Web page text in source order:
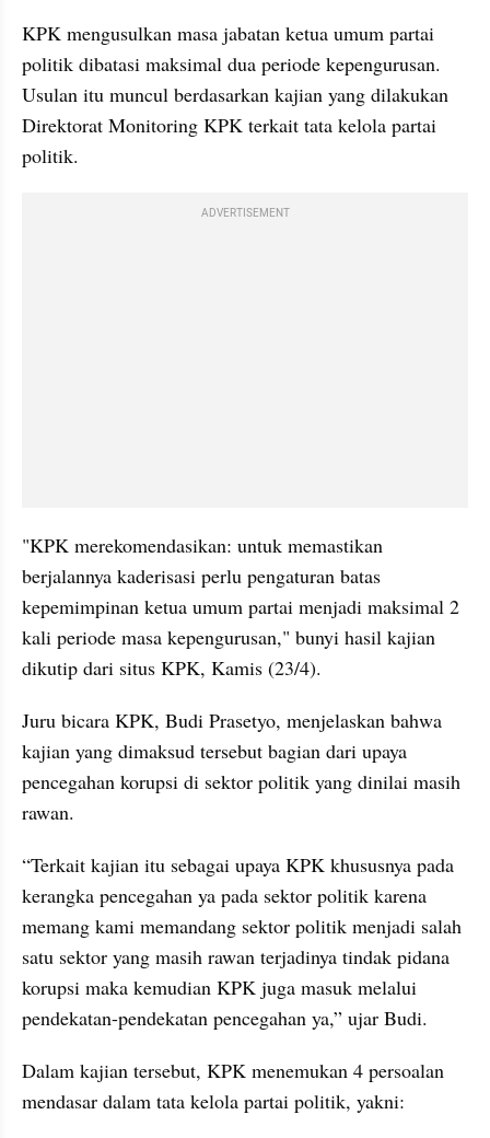
KPK mengusulkan masa jabatan ketua umum partai
politik dibatasi maksimal dua periode kepengurusan.
Usulan itu muncul berdasarkan kajian yang dilakukan
Direktorat Monitoring KPK terkait tata kelola partai
politik.
ADVERTISEMENT
"KPK merekomendasikan: untuk memastikan
berjalannya kaderisasi perlu pengaturan batas
kepemimpinan ketua umum partai menjadi maksimal 2
kali periode masa kepengurusan," bunyi hasil kajian
dikutip dari situs KPK, Kamis (23/4).
Juru bicara KPK, Budi Prasetyo, menjelaskan bahwa
kajian yang dimaksud tersebut bagian dari upaya
pencegahan korupsi di sektor politik yang dinilai masih
rawan.
“Terkait kajian itu sebagai upaya KPK khususnya pada
kerangka pencegahan ya pada sektor politik karena
memang kami memandang sektor politik menjadi salah
satu sektor yang masih rawan terjadinya tindak pidana
korupsi maka kemudian KPK juga masuk melalui
pendekatan-pendekatan pencegahan ya,” ujar Budi.
Dalam kajian tersebut, KPK menemukan 4 persoalan
mendasar dalam tata kelola partai politik, yakni: